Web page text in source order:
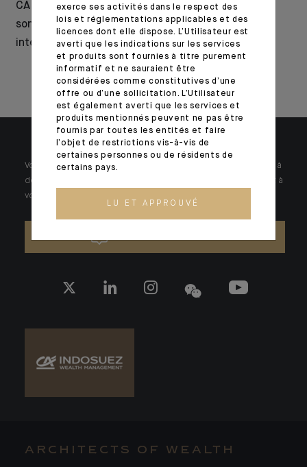
CA Indosuez publie
son rapport annuel
intégré 2025
Indosuez Wealth
Management
récompensé par
Euromoney et
WealthBriefing
Votre patrimoine est unique et requiert des réponses spécifiques à
des problématiques singulières. Jour après jour, nos experts sont à
votre écoute.
ARCHITECTS OF WEALTH
exerce ses activités dans le respect des
lois et réglementations applicables et des
licences dont elle dispose. L’Utilisateur est
averti que les indications sur les services
et produits sont fournies à titre purement
informatif et ne sauraient être
considérées comme constitutives d’une
offre ou d’une sollicitation. L’Utilisateur
est également averti que les services et
produits mentionnés peuvent ne pas être
fournis par toutes les entités et faire
l’objet de restrictions vis-à-vis de
certaines personnes ou de résidents de
certains pays.
LU ET APPROUVÉ